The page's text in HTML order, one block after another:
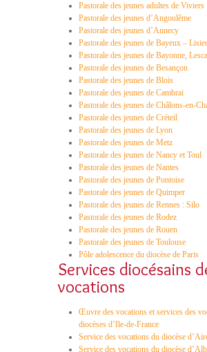
Pastorale des jeunes adultes de Viviers
Pastorale des jeunes d’Angoulême
Pastorale des jeunes d’Annecy
Pastorale des jeunes de Bayeux –
Pastorale des jeunes de Bayonne,
Pastorale des jeunes de Besançon
Pastorale des jeunes de Blois
Pastorale des jeunes de Cambrai
Pastorale des jeunes de Châlons-en-
Pastorale des jeunes de Créteil
Pastorale des jeunes de Lyon
Pastorale des jeunes de Metz
Pastorale des jeunes de Nancy et Toul
Pastorale des jeunes de Nantes
Pastorale des jeunes de Pontoise
Pastorale des jeunes de Quimper
Pastorale des jeunes de Rennes : Silo
Pastorale des jeunes de Rodez
Pastorale des jeunes de Rouen
Pastorale des jeunes de Toulouse
Pôle adolescence du diocèse de Paris
Services diocésains
vocations
Œuvre des vocations et services des
diocèses d’Ile-de-France
Service des vocations du diocèse
Service des vocations du diocèse